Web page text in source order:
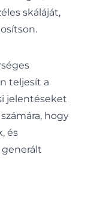
skáláját,
teljesít a
jelentéseket
hogy
és
generált